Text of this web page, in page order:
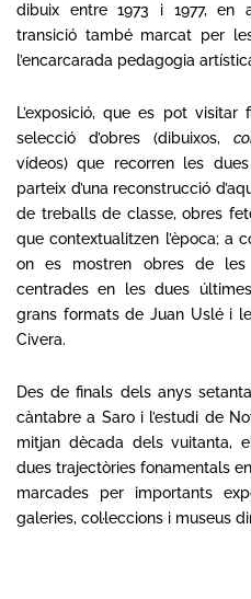
dibuix entre 1973 i 1977, en
transició també marcat per
l’encarcarada pedagogia
L’exposició, que es pot
selecció d’obres (dibuixos,
vídeos) que recorren les
parteix d’una reconstrucció
de treballs de classe, obres
que contextualitzen l’època; a
on es mostren obres de les
centrades en les dues
grans formats de Juan Uslé i
Civera.
Des de finals dels anys
càntabre a Saro i l’estudi de
mitjan dècada dels vuitanta,
dues trajectòries fonamentals
marcades per importants
galeries, col·leccions i museus